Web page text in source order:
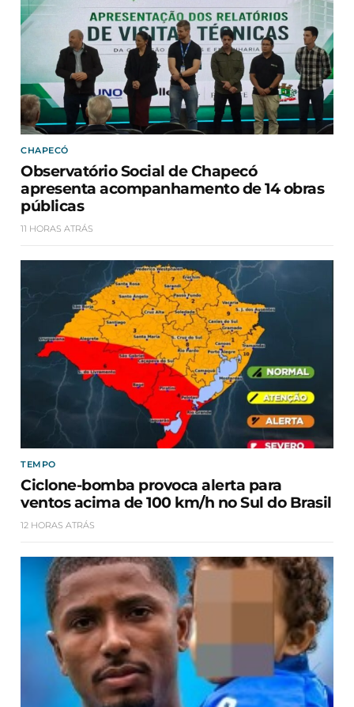
CHAPECÓ
Observatório Social de Chapecó
apresenta acompanhamento de 14 obras
públicas
11 HORAS ATRÁS
TEMPO
Ciclone-bomba provoca alerta para
ventos acima de 100 km/h no Sul do Brasil
12 HORAS ATRÁS